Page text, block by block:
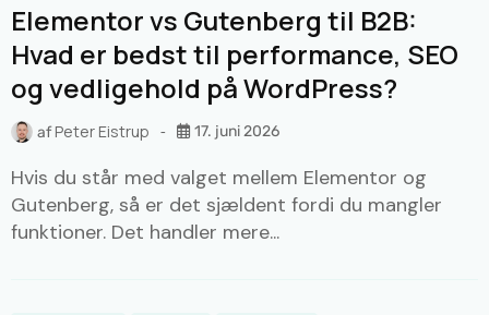
Elementor vs Gutenberg til B2B:
Hvad er bedst til performance, SEO
og vedligehold på WordPress?
afPeter Eistrup 17. juni 2026
Hvis du står med valget mellem Elementor og
Gutenberg, så er det sjældent fordi du mangler
funktioner. Det handler mere...